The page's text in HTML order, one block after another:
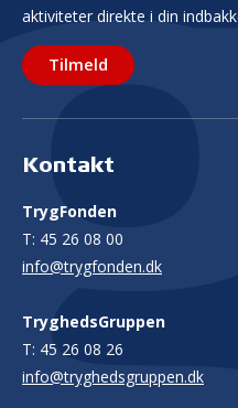
aktiviteter direkte i din
Tilmeld
Kontakt
TrygFonden
T: 45 26 08 00
info@trygfonden.dk
TryghedsGruppen
T: 45 26 08 26
info@tryghedsgruppen.dk